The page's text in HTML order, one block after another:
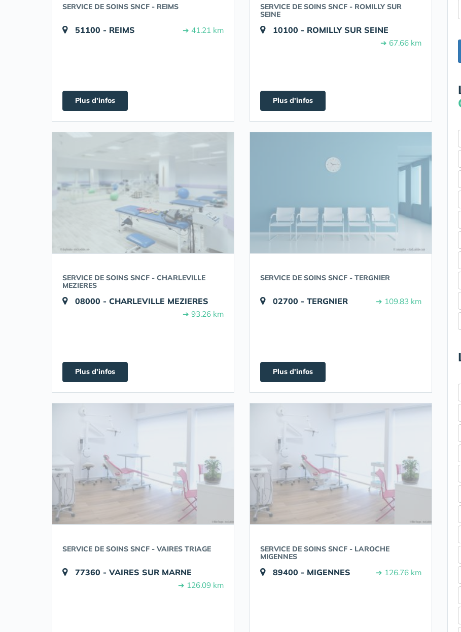
SERVICE DE SOINS SNCF - REIMS
51100 - REIMS ➔ 41.21 km
Plus d'infos
SERVICE DE SOINS SNCF - ROMILLY SUR
SEINE
10100 - ROMILLY SUR SEINE
➔ 67.66 km
Plus d'infos
SERVICE DE SOINS SNCF - CHARLEVILLE
MEZIERES
08000 - CHARLEVILLE MEZIERES
➔ 93.26 km
Plus d'infos
SERVICE DE SOINS SNCF - TERGNIER
02700 - TERGNIER ➔ 109.83 km
Plus d'infos
SERVICE DE SOINS SNCF - VAIRES TRIAGE
77360 - VAIRES SUR MARNE
➔ 126.09 km
SERVICE DE SOINS SNCF - LAROCHE
MIGENNES
89400 - MIGENNES ➔ 126.76 km